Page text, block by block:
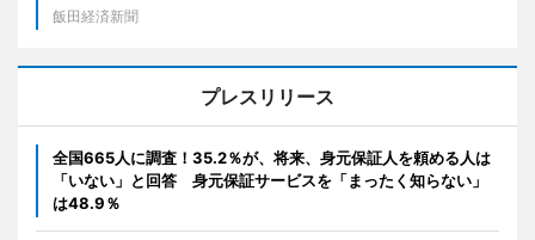
飯田経済新聞
プレスリリース
全国665人に調査！35.2％が、将来、身元保証人を頼める人は
「いない」と回答 身元保証サービスを「まったく知らない」
は48.9％